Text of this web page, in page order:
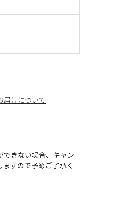
届けについて
きない場合、キャン
すので予めご了承く